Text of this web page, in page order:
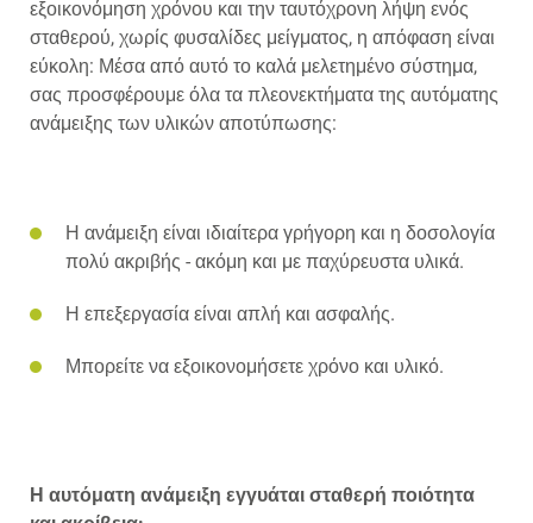
εξοικονόμηση χρόνου και την ταυτόχρονη λήψη ενός
σταθερού, χωρίς φυσαλίδες μείγματος, η απόφαση είναι
εύκολη: Μέσα από αυτό το καλά μελετημένο σύστημα,
σας προσφέρουμε όλα τα πλεονεκτήματα της αυτόματης
ανάμειξης των υλικών αποτύπωσης:
Η ανάμειξη είναι ιδιαίτερα γρήγορη και η δοσολογία
πολύ ακριβής - ακόμη και με παχύρευστα υλικά.
Η επεξεργασία είναι απλή και ασφαλής.
Μπορείτε να εξοικονομήσετε χρόνο και υλικό.
Η αυτόματη ανάμειξη εγγυάται σταθερή ποιότητα